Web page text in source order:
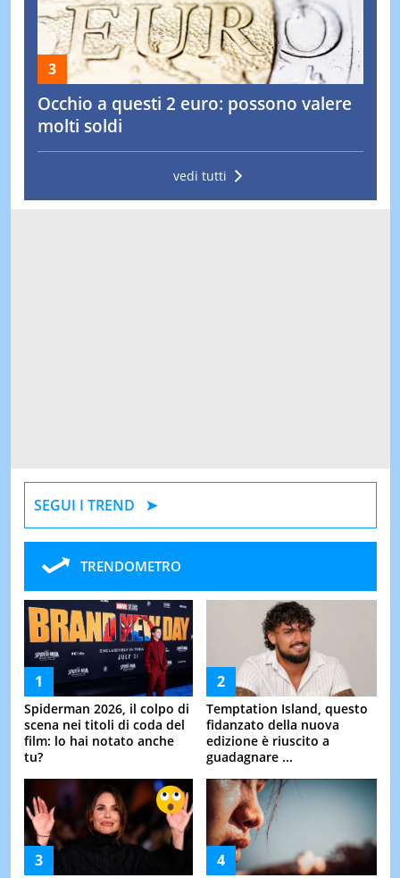
Occhio a questi 2 euro: possono valere
molti soldi
vedi tutti
SEGUI I TREND
TRENDOMETRO
Spiderman 2026, il colpo di
scena nei titoli di coda del
film: lo hai notato anche
tu?
Temptation Island, questo
fidanzato della nuova
edizione è riuscito a
guadagnare ...